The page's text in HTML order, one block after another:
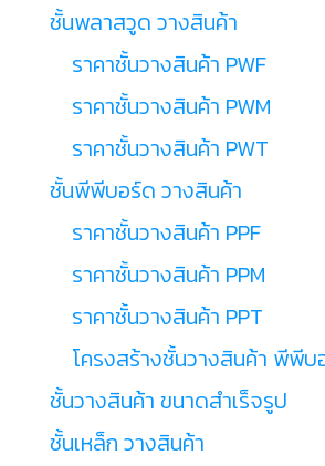
ชั้นพลาสวูด วางสินค้า
ราคาชั้นวางสินค้า PWF
ราคาชั้นวางสินค้า PWM
ราคาชั้นวางสินค้า PWT
ชั้นพีพีบอร์ด วางสินค้า
ราคาชั้นวางสินค้า PPF
ราคาชั้นวางสินค้า PPM
ราคาชั้นวางสินค้า PPT
โครงสร้างชั้นวางสินค้า พีพีบ
ชั้นวางสินค้า ขนาดสำเร็จรูป
ชั้นเหล็ก วางสินค้า